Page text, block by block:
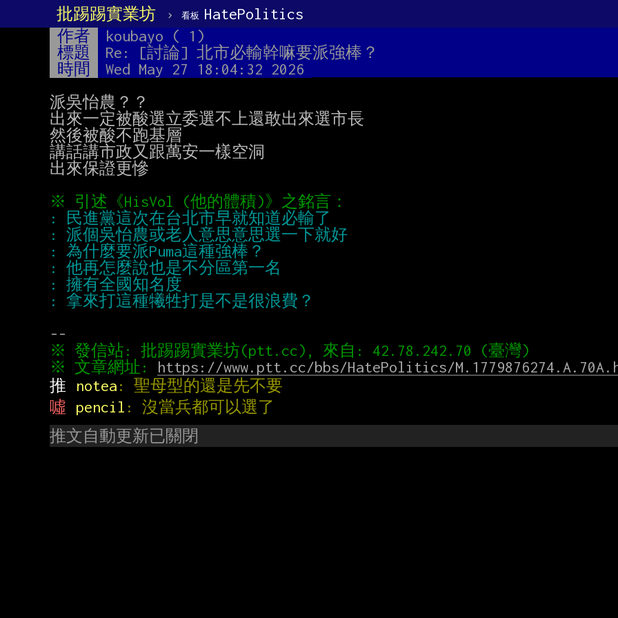
批踢踢實業坊 › 看板 HatePolitics
作者
koubayo ( 1)
標題
Re: [討論] 北市必輸幹嘛要派強棒？
時間
Wed May 27 18:04:32 2026
派吳怡農？？
出來一定被酸選立委選不上還敢出來選市長
然後被酸不跑基層
講話講市政又跟萬安一樣空洞
出來保證更慘
※ 文章網址: https://www.ptt.cc/bbs/HatePolitics/
推
notea: 聖母型的還是先不要
噓
pencil : 沒當兵都可以選了
推文自動更新已關閉